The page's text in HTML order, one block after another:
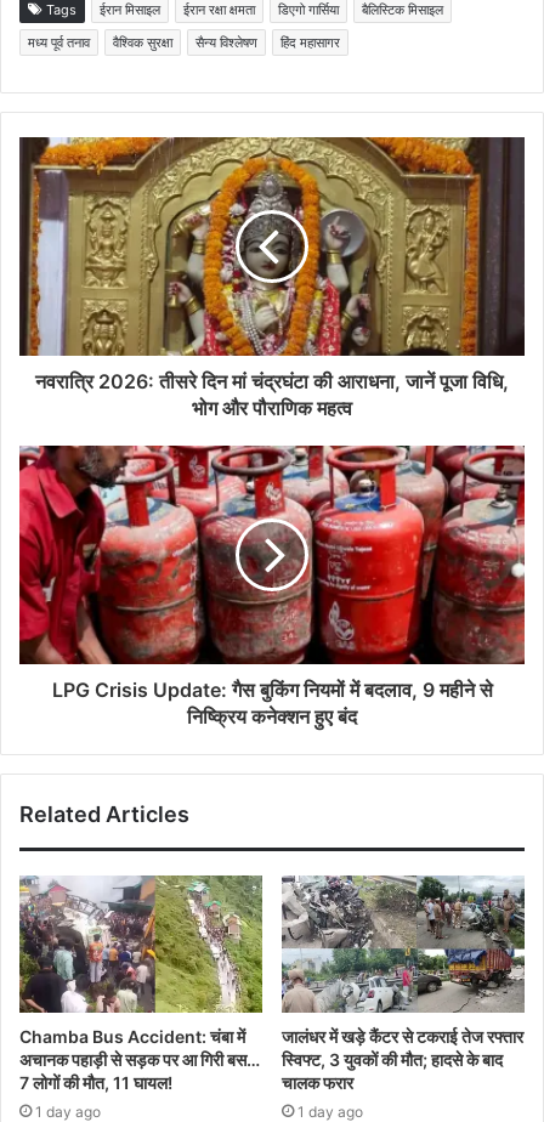
Tags ईरान मिसाइल ईरान रक्षा क्षमता डिएगो गार्सिया
बैलिस्टिक मिसाइल
मध्य पूर्व तनाव
वैश्विक सुरक्षा सैन्य विश्लेषण हिंद महासागर
नवरात्रि 2026: तीसरे दिन मां चंद्रघंटा की आराधना, जानें पूजा विधि,
भोग और पौराणिक महत्व
LPG Crisis Update: गैस बुकिंग नियमों में बदलाव, 9 महीने से
निष्क्रिय कनेक्शन हुए बंद
Related Articles
Chamba Bus Accident: चंबा में
अचानक पहाड़ी से सड़क पर आ गिरी बस…
7 लोगों की मौत, 11 घायल!
1 day ago
जालंधर में खड़े कैंटर से टकराई तेज रफ्तार
स्विफ्ट, 3 युवकों की मौत; हादसे के बाद
चालक फरार
1 day ago